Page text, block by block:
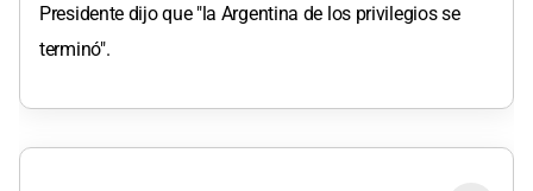
Presidente dijo que "la Argentina de los privilegios se
terminó".